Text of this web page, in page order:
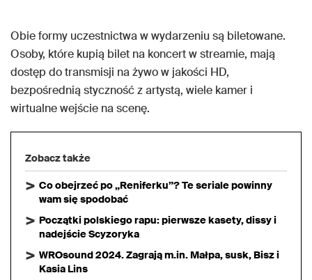
Obie formy uczestnictwa w wydarzeniu są biletowane.
Osoby, które kupią bilet na koncert w streamie, mają
dostęp do transmisji na żywo w jakości HD,
bezpośrednią styczność z artystą, wiele kamer i
wirtualne wejście na scenę.
Zobacz także
Co obejrzeć po „Reniferku”? Te seriale powinny
wam się spodobać
Początki polskiego rapu: pierwsze kasety, dissy i
nadejście Scyzoryka
WROsound 2024. Zagrają m.in. Małpa, susk, Bisz i
Kasia Lins